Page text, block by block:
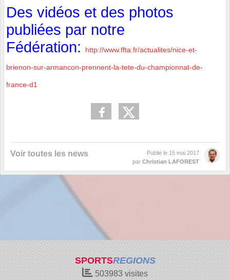
Des vidéos et des photos
publiées par notre
Fédération:
http://www.ffta.fr/actualites/nice-et-
brienon-sur-armancon-prennent-la-tete-du-championnat-de-
france-d1
Voir toutes les news Publié le 15 mai 2017
par Christian LAFOREST
SPORTSREGIONS
503983 visites